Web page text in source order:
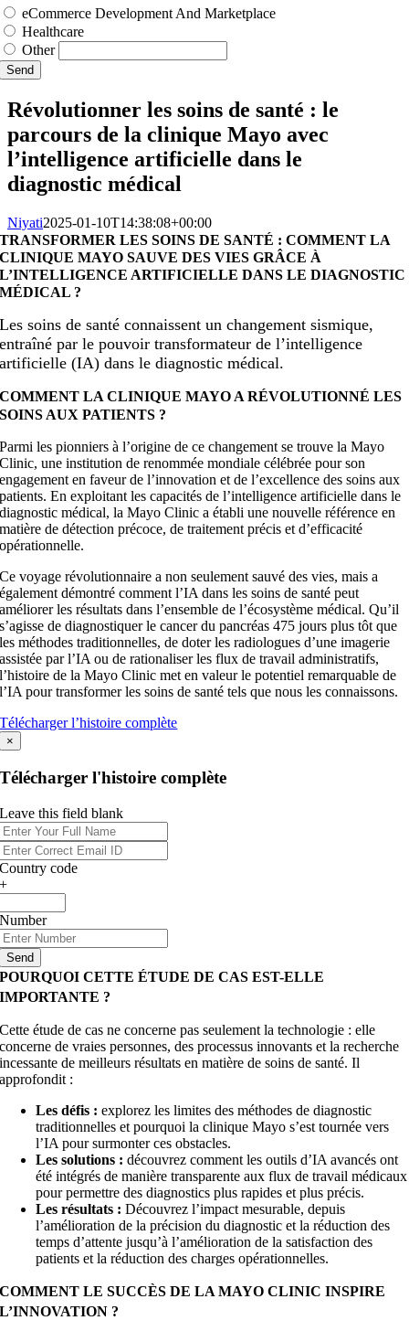
eCommerce Development And Marketplace
Healthcare
Other
Send
Révolutionner les soins de santé : le
parcours de la clinique Mayo avec
l’intelligence artificielle dans le
diagnostic médical
Niyati2025-01-10T14:38:08+00:00
TRANSFORMER LES SOINS DE SANTÉ : COMMENT LA
CLINIQUE MAYO SAUVE DES VIES GRÂCE À
L’INTELLIGENCE ARTIFICIELLE DANS LE DIAGNOSTIC
MÉDICAL ?
Les soins de santé connaissent un changement sismique,
entraîné par le pouvoir transformateur de l’intelligence
artificielle (IA) dans le diagnostic médical.
COMMENT LA CLINIQUE MAYO A RÉVOLUTIONNÉ LES
SOINS AUX PATIENTS ?
Parmi les pionniers à l’origine de ce changement se trouve la Mayo
Clinic, une institution de renommée mondiale célébrée pour son
engagement en faveur de l’innovation et de l’excellence des soins aux
patients. En exploitant les capacités de l’intelligence artificielle dans le
diagnostic médical, la Mayo Clinic a établi une nouvelle référence en
matière de détection précoce, de traitement précis et d’efficacité
opérationnelle.
Ce voyage révolutionnaire a non seulement sauvé des vies, mais a
également démontré comment l’IA dans les soins de santé peut
améliorer les résultats dans l’ensemble de l’écosystème médical. Qu’il
s’agisse de diagnostiquer le cancer du pancréas 475 jours plus tôt que
les méthodes traditionnelles, de doter les radiologues d’une imagerie
assistée par l’IA ou de rationaliser les flux de travail administratifs,
l’histoire de la Mayo Clinic met en valeur le potentiel remarquable de
l’IA pour transformer les soins de santé tels que nous les connaissons.
Télécharger l’histoire complète
×
Télécharger l'histoire complète
Leave this field blank
Country code
+
Number
Send
POURQUOI CETTE ÉTUDE DE CAS EST-ELLE
IMPORTANTE ?
Cette étude de cas ne concerne pas seulement la technologie : elle
concerne de vraies personnes, des processus innovants et la recherche
incessante de meilleurs résultats en matière de soins de santé. Il
approfondit :
Les défis : explorez les limites des méthodes de diagnostic
traditionnelles et pourquoi la clinique Mayo s’est tournée vers
l’IA pour surmonter ces obstacles.
Les solutions : découvrez comment les outils d’IA avancés ont
été intégrés de manière transparente aux flux de travail médicaux
pour permettre des diagnostics plus rapides et plus précis.
Les résultats : Découvrez l’impact mesurable, depuis
l’amélioration de la précision du diagnostic et la réduction des
temps d’attente jusqu’à l’amélioration de la satisfaction des
patients et la réduction des charges opérationnelles.
COMMENT LE SUCCÈS DE LA MAYO CLINIC INSPIRE
L’INNOVATION ?